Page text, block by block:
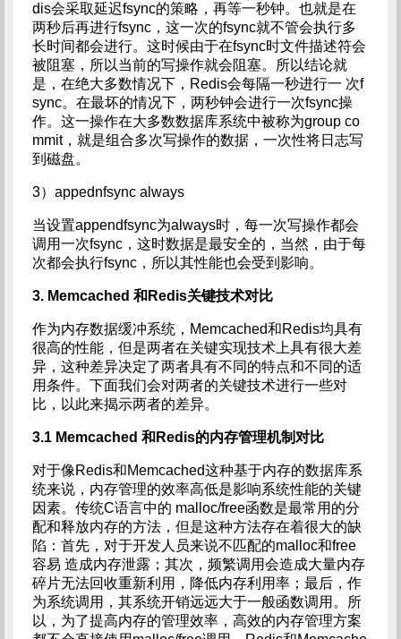
dis会采取延迟fsync的策略，再等一秒钟。也就是在
两秒后再进行fsync，这一次的fsync就不管会执行多
长时间都会进行。这时候由于在fsync时文件描述符会
被阻塞，所以当前的写操作就会阻塞。所以结论就
是，在绝大多数情况下，Redis会每隔一秒进行一 次f
sync。在最坏的情况下，两秒钟会进行一次fsync操
作。这一操作在大多数数据库系统中被称为group co
mmit，就是组合多次写操作的数据，一次性将日志写
到磁盘。
3）appednfsync always
当设置appendfsync为always时，每一次写操作都会
调用一次fsync，这时数据是最安全的，当然，由于每
次都会执行fsync，所以其性能也会受到影响。
3. Memcached 和Redis关键技术对比
作为内存数据缓冲系统，Memcached和Redis均具有
很高的性能，但是两者在关键实现技术上具有很大差
异，这种差异决定了两者具有不同的特点和不同的适
用条件。下面我们会对两者的关键技术进行一些对
比，以此来揭示两者的差异。
3.1 Memcached 和Redis的内存管理机制对比
对于像Redis和Memcached这种基于内存的数据库系
统来说，内存管理的效率高低是影响系统性能的关键
因素。传统C语言中的 malloc/free函数是最常用的分
配和释放内存的方法，但是这种方法存在着很大的缺
陷：首先，对于开发人员来说不匹配的malloc和free
容易 造成内存泄露；其次，频繁调用会造成大量内存
碎片无法回收重新利用，降低内存利用率；最后，作
为系统调用，其系统开销远远大于一般函数调用。所
以，为了提高内存的管理效率，高效的内存管理方案